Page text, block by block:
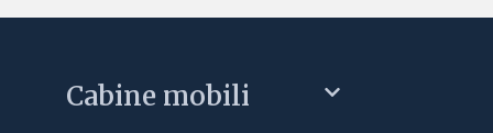
Cabine mobili